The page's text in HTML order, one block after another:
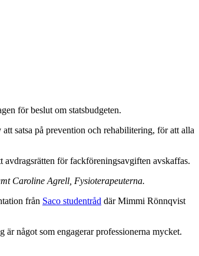
för beslut om statsbudgeten.
satsa på prevention och rehabilitering, för att alla
för fackföreningsavgiften avskaffas.
Caroline Agrell, Fysioterapeuterna.
från Saco studentråd där Mimmi Rönnqvist
något som engagerar professionerna mycket.